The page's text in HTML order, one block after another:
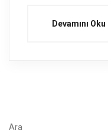
Devamını Oku
Ara